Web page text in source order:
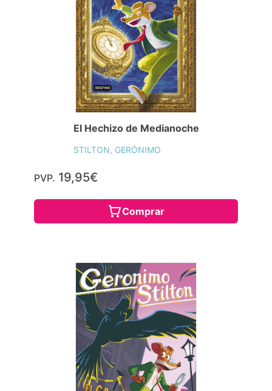
Última Vuelta en Parque Luna
STILTON, GERÓNIMO
14,96€
Consulta disponibilidad
El Gran Rat Rally
STILTON, GERÓNIMO